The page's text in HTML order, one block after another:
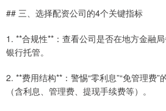
## 三、选择配资公司的4个关键指标
1. **合规性**：查看公司是否在地方金融
银行托管。
2. **费用结构**：警惕“零利息”“免管理费
（含利息、管理费、提现手续费等）。